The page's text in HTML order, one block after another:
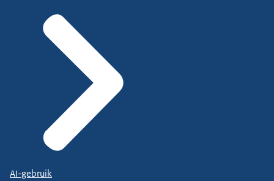
AI-gebruik